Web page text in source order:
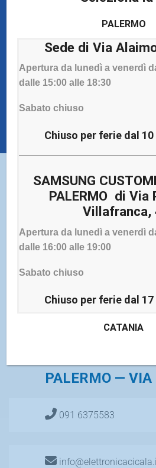
ossidazione da liquidi e altri danni
nostra copertura assicurativa.
senza franchigia, con 1 intervento
59,90€ in base al valore del
Scopri la Copertura Danni Accidentali
I NOSTRI
ASSISTENZA
SAMSUNG IN
Elettronica Cicala è disponibile a
Enna è disponibile il servizio di
PALERMO —
091 6375583
PALERMO
Sede di Via
Apertura da lunedì a venerdì
dalle 15:00 alle 18:30
Sabato chiuso
Chiuso per ferie dal
SAMSUNG
PALERMO di Via
Villafranca,
Apertura da lunedì a venerdì
dalle 16:00 alle 19:00
Sabato chiuso
Chiuso per ferie dal
CATANIA